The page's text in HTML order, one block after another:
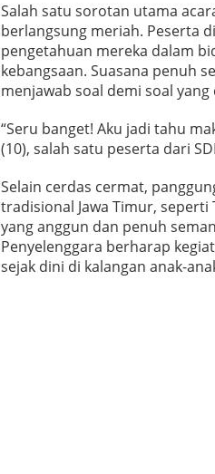
Salah satu sorotan utama
berlangsung meriah. Peserta
pengetahuan mereka dalam
kebangsaan. Suasana penuh
menjawab soal demi soal
“Seru banget! Aku jadi tahu
(10), salah satu peserta dari
Selain cerdas cermat,
tradisional Jawa Timur, seperti
yang anggun dan penuh
Penyelenggara berharap
sejak dini di kalangan anak-